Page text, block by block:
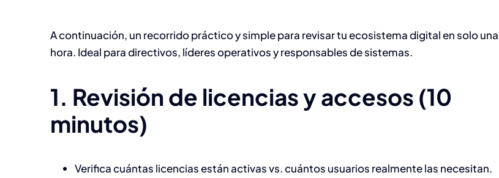
A continuación, un recorrido práctico y simple para revisar tu ecosistema digital en solo una
hora. Ideal para directivos, líderes operativos y responsables de sistemas.
1. Revisión de licencias y accesos (10
minutos)
Verifica cuántas licencias están activas vs. cuántos usuarios realmente las necesitan.